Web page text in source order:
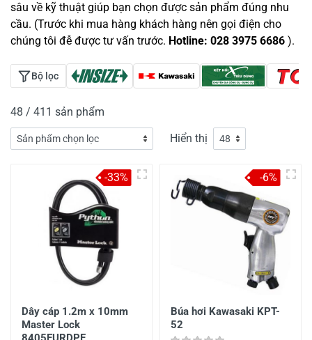
sâu về kỹ thuật giúp bạn chọn được sản phẩm đúng nhu
cầu. (Trước khi mua hàng khách hàng nên gọi điện cho
chúng tôi đễ được tư vấn trước. Hotline: 028 3975 6686 ).
Bộ lọc
48 / 411 sản phẩm
Hiển thị
Dây cáp 1.2m x 10mm
Master Lock
-33%
Búa hơi Kawasaki KPT-
52
-6%